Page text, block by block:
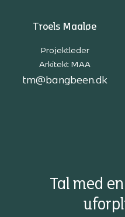
Troels Maaløe
Projektleder
Arkitekt MAA
tm@bangbeen.dk
Tal med